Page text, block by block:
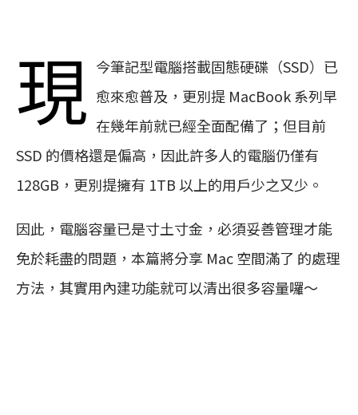
現 今筆記型電腦搭載固態硬碟（SSD）已
愈來愈普及，更別提 MacBook 系列早
在幾年前就已經全面配備了；但目前
SSD 的價格還是偏高，因此許多人的電腦仍僅有
128GB，更別提擁有 1TB 以上的用戶少之又少。
因此，電腦容量已是寸土寸金，必須妥善管理才能
免於耗盡的問題，本篇將分享 Mac 空間滿了 的處理
方法，其實用內建功能就可以清出很多容量囉～